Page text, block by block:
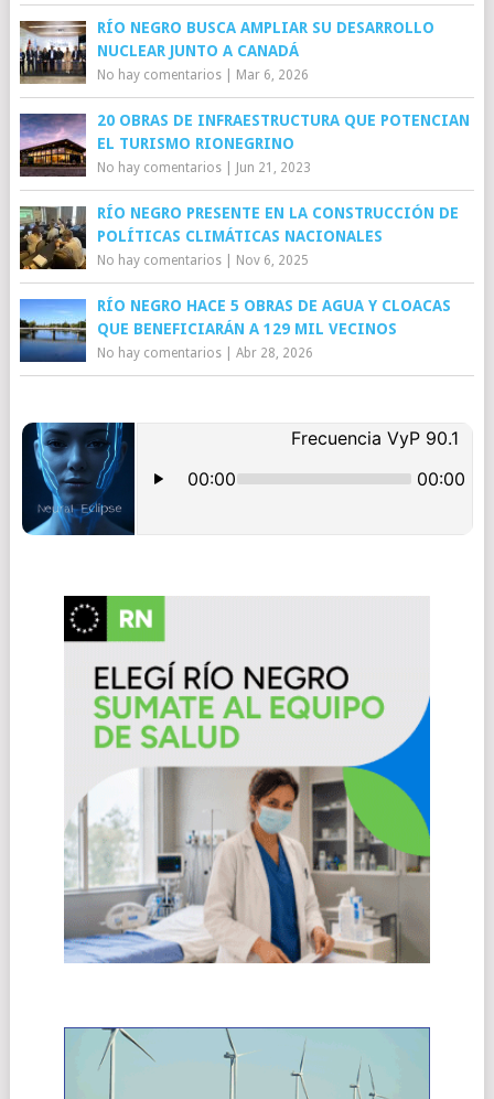
RÍO NEGRO BUSCA AMPLIAR SU DESARROLLO
NUCLEAR JUNTO A CANADÁ
No hay comentarios| Mar 6, 2026
20 OBRAS DE INFRAESTRUCTURA QUE POTENCIAN
EL TURISMO RIONEGRINO
No hay comentarios| Jun 21, 2023
RÍO NEGRO PRESENTE EN LA CONSTRUCCIÓN DE
POLÍTICAS CLIMÁTICAS NACIONALES
No hay comentarios| Nov 6, 2025
RÍO NEGRO HACE 5 OBRAS DE AGUA Y CLOACAS
QUE BENEFICIARÁN A 129 MIL VECINOS
No hay comentarios| Abr 28, 2026